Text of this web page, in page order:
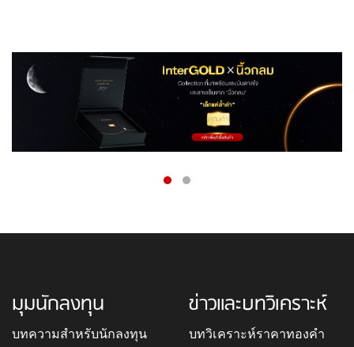
มุมนักลงทุน
บทความสำหรับนักลงทุน
ข่าวและบทวิเคราะห์
บทวิเคราะห์ราคาทองคำ